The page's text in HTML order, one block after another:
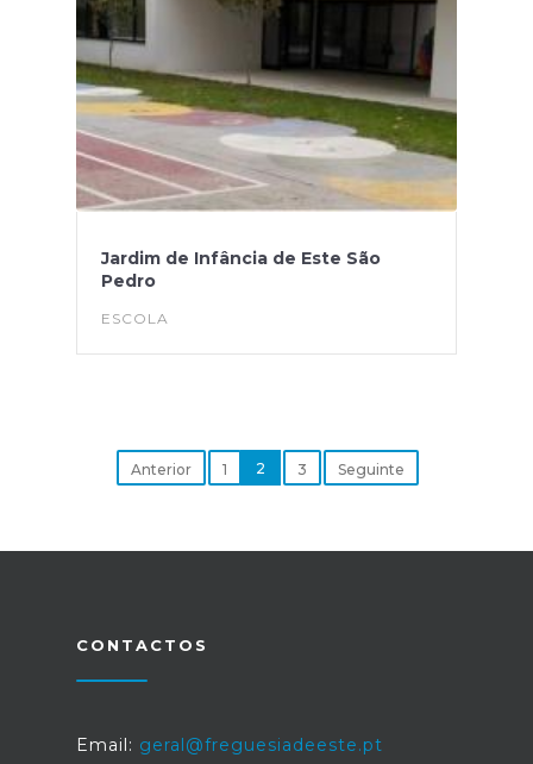
Jardim de Infância de Este São
Pedro
ESCOLA
Anterior 1 2 3 Seguinte
CONTACTOS
Email: geral@freguesiadeeste.pt